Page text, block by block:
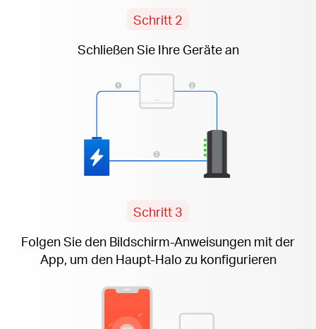
Schritt 2
Schließen Sie Ihre Geräte an
Schritt 3
Folgen Sie den Bildschirm-Anweisungen mit der
App, um den Haupt-Halo zu konfigurieren